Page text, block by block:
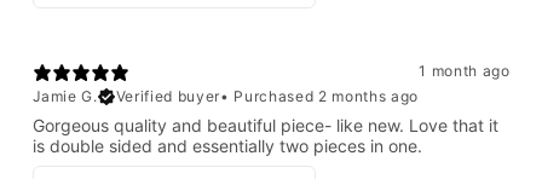
1 month ago
Jamie G.
Verified buyer• Purchased 2 months ago
Gorgeous quality and beautiful piece- like new. Love that it
is double sided and essentially two pieces in one.